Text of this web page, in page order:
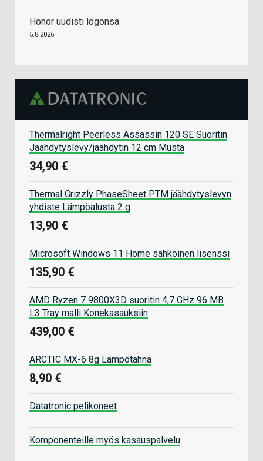
Honor uudisti logonsa
5.8.2026
Thermalright Peerless Assassin 120 SE Suoritin
Jäähdytyslevy/jäähdytin 12 cm Musta
34,90 €
Thermal Grizzly PhaseSheet PTM jäähdytyslevyn
yhdiste Lämpöalusta 2 g
13,90 €
Microsoft Windows 11 Home sähköinen lisenssi
135,90 €
AMD Ryzen 7 9800X3D suoritin 4,7 GHz 96 MB
L3 Tray malli Konekasauksiin
439,00 €
ARCTIC MX-6 8g Lämpötahna
8,90 €
Datatronic pelikoneet
Komponenteille myös kasauspalvelu